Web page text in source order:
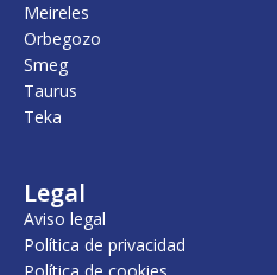
Meireles
Orbegozo
Smeg
Taurus
Teka
Legal
Aviso legal
Política de privacidad